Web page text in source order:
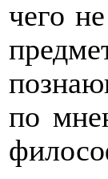
чего
по